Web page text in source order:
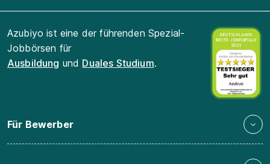
Azubiyo ist eine der führenden Spezial-
Jobbörsen für
Ausbildung und Duales Studium.
Für Bewerber